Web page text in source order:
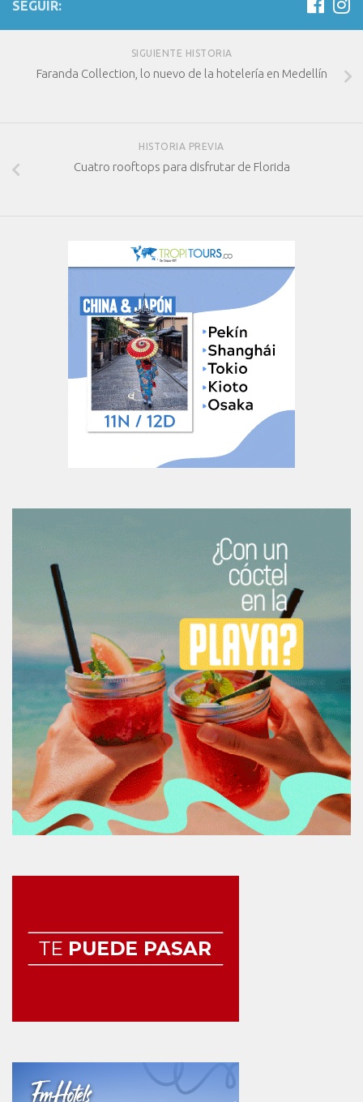
SEGUIR:
SIGUIENTE HISTORIA
Faranda Collection, lo nuevo de la hotelería en Medellín
HISTORIA PREVIA
Cuatro rooftops para disfrutar de Florida